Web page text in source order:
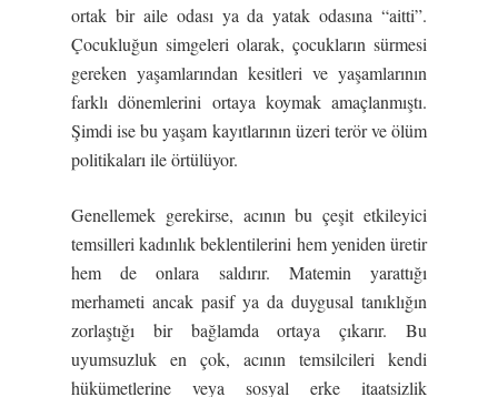
ortak bir aile odası ya da yatak odasına “aitti”.
Çocukluğun simgeleri olarak, çocukların sürmesi
gereken yaşamlarından kesitleri ve yaşamlarının
farklı dönemlerini ortaya koymak amaçlanmıştı.
Şimdi ise bu yaşam kayıtlarının üzeri terör ve ölüm
politikaları ile örtülüyor.
Genellemek gerekirse, acının bu çeşit etkileyici
temsilleri kadınlık beklentilerini hem yeniden üretir
hem de onlara saldırır. Matemin yarattığı
merhameti ancak pasif ya da duygusal tanıklığın
zorlaştığı bir bağlamda ortaya çıkarır. Bu
uyumsuzluk en çok, acının temsilcileri kendi
hükümetlerine veya sosyal erke itaatsizlik